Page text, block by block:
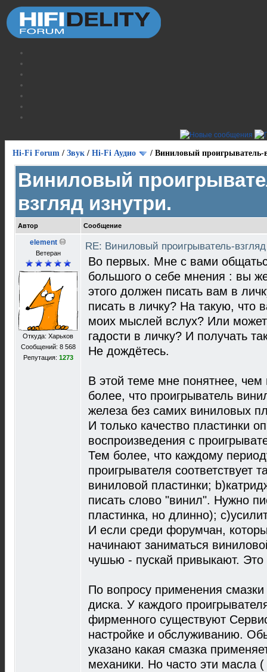
Hi-Fi Forum / Звук / Hi-Fi Аудио / Виниловый проигрыватель-
Виниловый
взгляд изнутри.
Автор Сообщение
element
Ветеран
Откуда: Харьков
Сообщений: 8 568
Репутация: 1273
RE: Виниловый проигрыватель-
Во первых. Мне с вами
большого о себе мнения : вы
этого должен писать вам в
писать в личку? На такую, что
моих мыслей вслух? Или
гадости в личку? И получать
Не дождётесь.
В этой теме мне понятнее, чем
более, что проигрыватель
железа без самих виниловых
И только качество пластинки
воспроизведения с
Тем более, что каждому
проигрывателя соответствует
виниловой пластинки;
писать слово "винил". Нужно
пластинка, но длинно);
И если среди форумчан,
начинают заниматься
чушью - пускай привыкают.
По вопросу применения
диска. У каждого
фирменного существуют
настройке и обслуживанию.
указано какая смазка
механики. Но часто эти